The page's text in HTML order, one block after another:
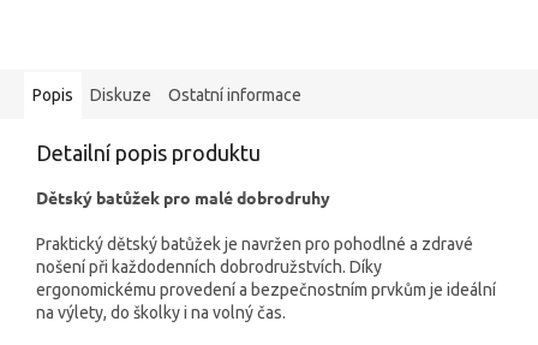
Popis Diskuze Ostatní informace
Detailní popis produktu
Dětský batůžek pro malé dobrodruhy
Praktický dětský batůžek je navržen pro pohodlné a zdravé
nošení při každodenních dobrodružstvích. Díky
ergonomickému provedení a bezpečnostním prvkům je ideální
na výlety, do školky i na volný čas.